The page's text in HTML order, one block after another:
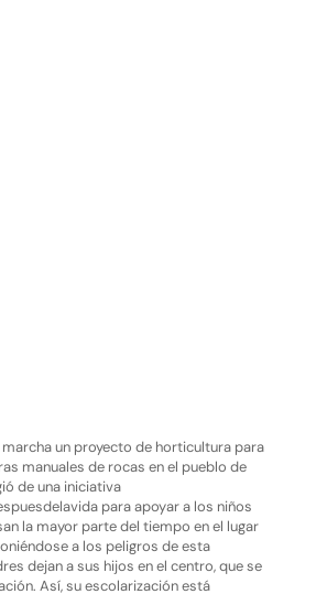
un proyecto de horticultura para
manuales de rocas en el pueblo de
de una iniciativa
para apoyar a los niños
la mayor parte del tiempo en el lugar
a los peligros de esta
dejan a sus hijos en el centro, que se
Así, su escolarización está